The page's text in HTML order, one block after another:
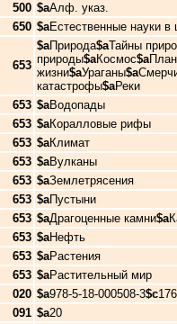
500 $aАлф. указ.
650 $aЕстественные науки в
653
$aПрирода$aТайны
природы$aКосмос$a
жизни$aУраганы$a
катастрофы$aРеки
653 $aВодопады
653 $aКоралловые рифы
653 $aКлимат
653 $aВулканы
653 $aЗемлетрясения
653 $aПустыни
653 $aДрагоценные камни$a
653 $aНефть
653 $aРастения
653 $aРастительный мир
020 $a978-5-18-000508-3$c
091 $a20